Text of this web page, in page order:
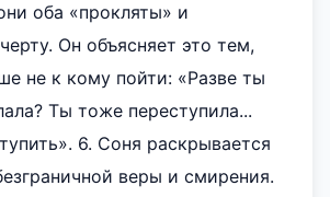
оба «прокляты» и
Он объясняет это тем,
не к кому пойти: «Разве ты
Ты тоже переступила...
6. Соня раскрывается
веры и смирения.